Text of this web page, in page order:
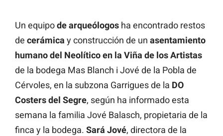
Un equipode arqueólogos ha encontrado restos
de cerámica y construcción de un asentamiento
humano del Neolítico en la Viña de los Artistas
de la bodega Mas Blanch i Jové de la Pobla de
Cérvoles, en la subzona Garrigues de la DO
Costers del Segre, según ha informado esta
semana la familia Jové Balasch, propietaria de la
finca y la bodega. Sará Jové, directora de la